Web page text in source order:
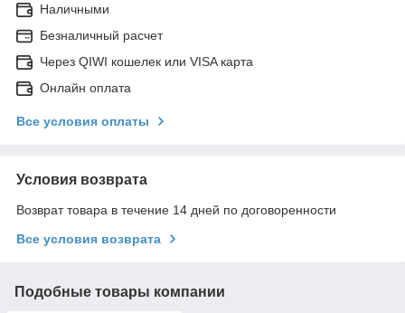
Наличными
Безналичный расчет
Через QIWI кошелек или VISA карта
Онлайн оплата
Все условия оплаты
Условия возврата
Возврат товара в течение 14 дней по договоренности
Все условия возврата
Подобные товары компании